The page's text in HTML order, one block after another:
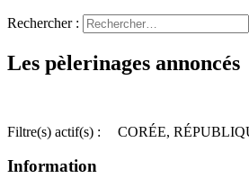
Rechercher :
Les pèlerinages annoncés
Filtre(s) actif(s) : CORÉE,
Information